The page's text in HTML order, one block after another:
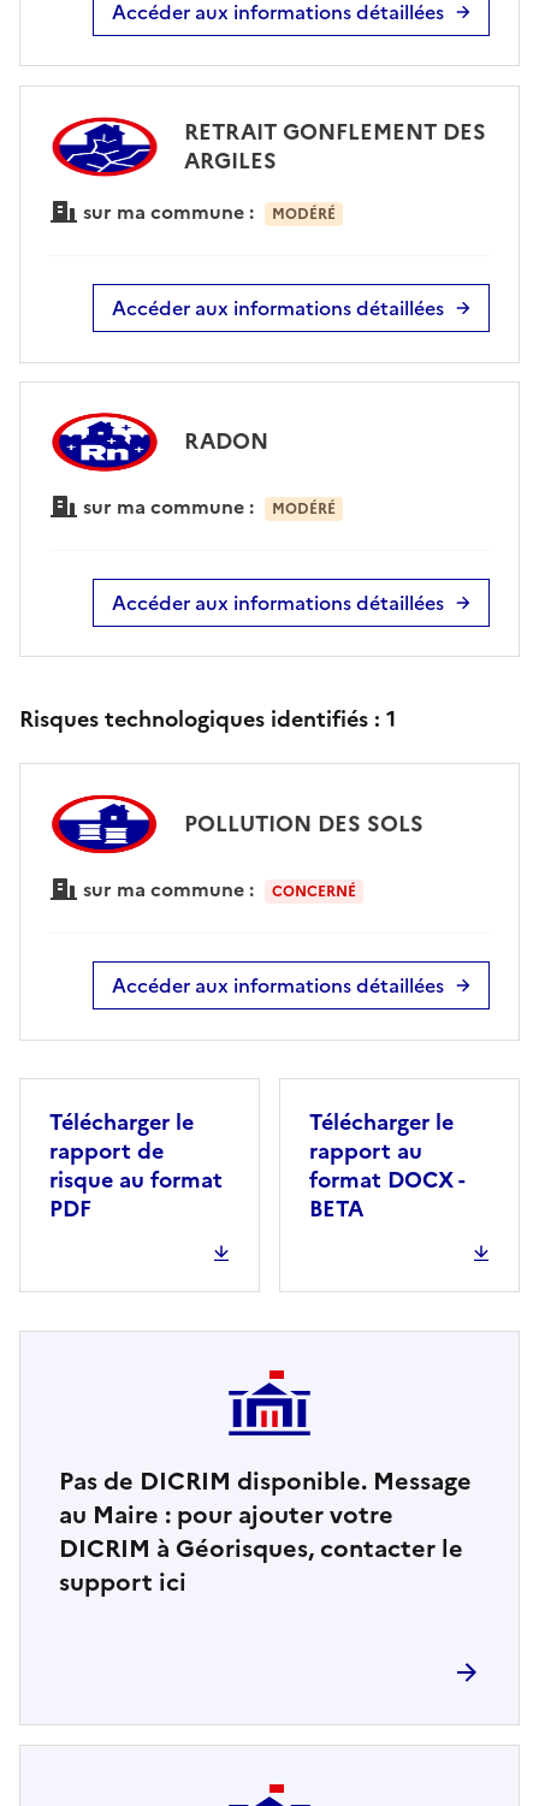
Accéder aux informations détaillées
RETRAIT GONFLEMENT DES
ARGILES
sur ma commune : MODÉRÉ
Accéder aux informations détaillées
RADON
sur ma commune : MODÉRÉ
Accéder aux informations détaillées
Risques technologiques identifiés : 1
POLLUTION DES SOLS
sur ma commune : CONCERNÉ
Accéder aux informations détaillées
Télécharger le
rapport de
risque au format
PDF
Télécharger le
rapport au
format DOCX -
BETA
Pas de DICRIM disponible. Message
au Maire : pour ajouter votre
DICRIM à Géorisques, contacter le
support ici